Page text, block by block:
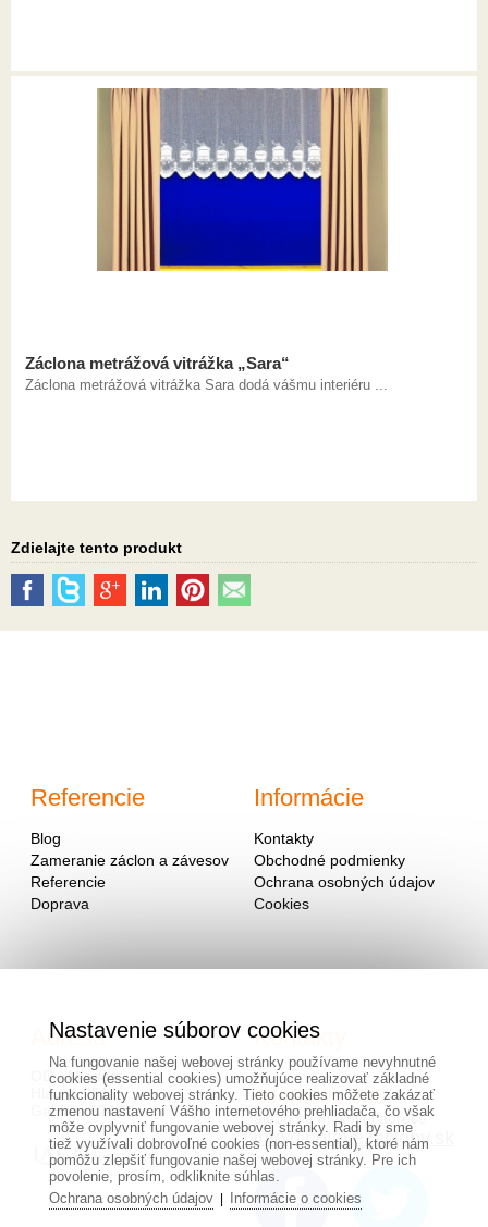
Záclona metrážová vitrážka „Sara“
Záclona metrážová vitrážka Sara dodá vášmu interiéru ...
Zdielajte tento produkt
Referencie
Blog
Zameranie záclon a závesov
Referencie
Doprava
Informácie
Kontakty
Obchodné podmienky
Ochrana osobných údajov
Cookies
Adresa
OD - Mladosť
Hlavná 951
Galanta 924 01
Kontakty
0940 091 999
alebo na mailovej adrese
info@hotovezaclony.sk
Nastavenie súborov cookies
Na fungovanie našej webovej stránky používame nevyhnutné
cookies (essential cookies) umožňujúce realizovať základné
funkcionality webovej stránky. Tieto cookies môžete zakázať
zmenou nastavení Vášho internetového prehliadača, čo však
môže ovplyvniť fungovanie webovej stránky. Radi by sme
tiež využívali dobrovoľné cookies (non-essential), ktoré nám
pomôžu zlepšiť fungovanie našej webovej stránky. Pre ich
povolenie, prosím, odkliknite súhlas.
Ochrana osobných údajov| Informácie o cookies